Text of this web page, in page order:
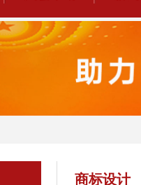
商标设计